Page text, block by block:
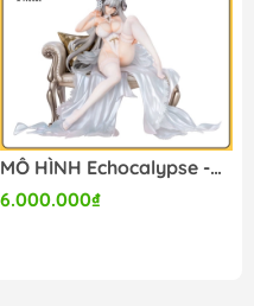
MÔ HÌNH Echocalypse -Hikou no Kami Yaku- - Lilith - 1/7 - Devilish Temptations (Mityou) FIGURE CHÍNH HÃNG
6.000.000₫